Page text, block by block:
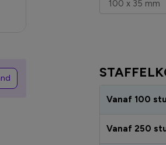
Vanaf 100
Vanaf 250